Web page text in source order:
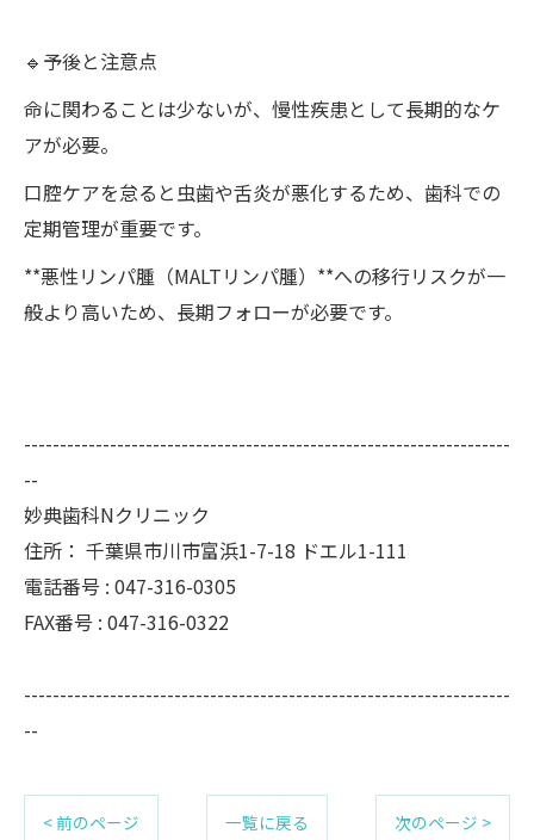
🔹予後と注意点
命に関わることは少ないが、慢性疾患として長期的なケ
アが必要。
口腔ケアを怠ると虫歯や舌炎が悪化するため、歯科での
定期管理が重要です。
**悪性リンパ腫（MALTリンパ腫）**への移行リスクが一
般より高いため、長期フォローが必要です。
--------------------------------------------------------------------
--
妙典歯科Nクリニック
住所： 千葉県市川市富浜1-7-18 ドエル1-111
電話番号 : 047-316-0305
FAX番号 : 047-316-0322
--------------------------------------------------------------------
--
< 前のページ 一覧に戻る 次のページ >